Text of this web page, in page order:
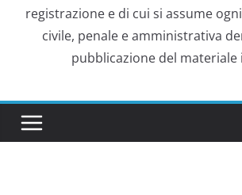
registrazione e di cui si assume
civile, penale e amministrativa
pubblicazione del materiale